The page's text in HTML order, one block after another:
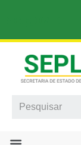
para
conteúdo
Search